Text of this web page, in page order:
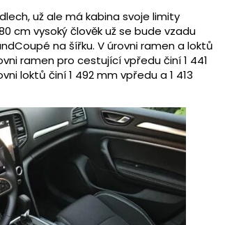
už ale má kabina svoje limity
cm vysoký člověk už se bude vzadu
na šířku. V úrovni ramen a loktů
ramen pro cestující vpředu činí 1 441
loktů činí 1 492 mm vpředu a 1 413